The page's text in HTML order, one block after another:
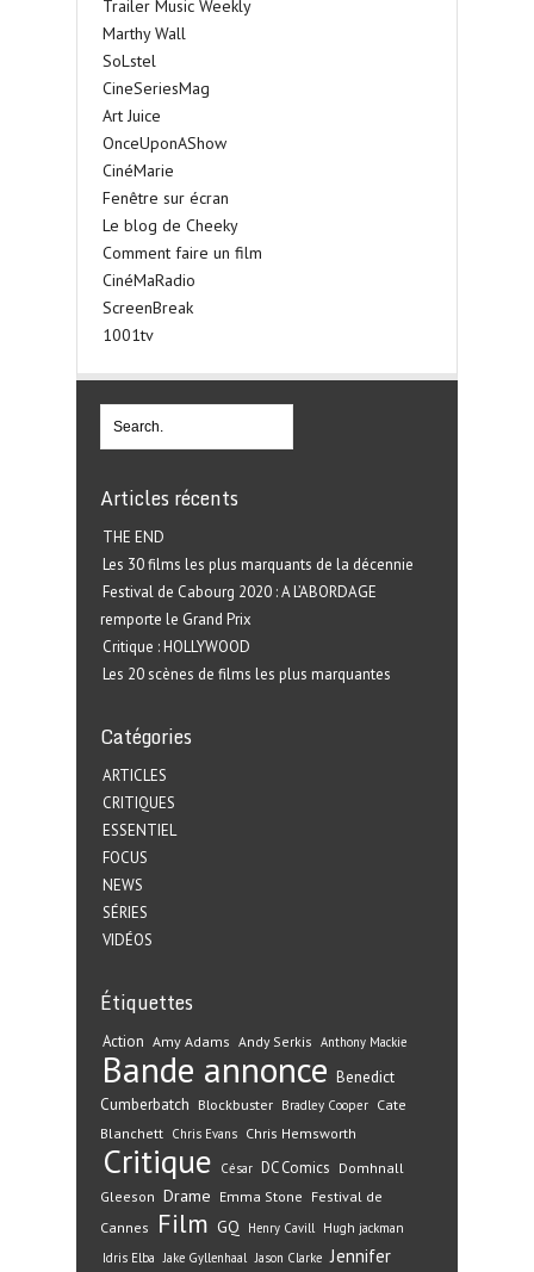
Trailer Music Weekly
Marthy Wall
SoLstel
CineSeriesMag
Art Juice
OnceUponAShow
CinéMarie
Fenêtre sur écran
Le blog de Cheeky
Comment faire un film
CinéMaRadio
ScreenBreak
1001tv
Articles récents
THE END
Les 30 films les plus marquants de la décennie
Festival de Cabourg 2020 : A L’ABORDAGE
remporte le Grand Prix
Critique : HOLLYWOOD
Les 20 scènes de films les plus marquantes
Catégories
ARTICLES
CRITIQUES
ESSENTIEL
FOCUS
NEWS
SÉRIES
VIDÉOS
Étiquettes
Action Amy Adams Andy Serkis Anthony Mackie
Bande annonce Benedict
Cumberbatch Blockbuster Bradley Cooper Cate
Blanchett Chris Evans Chris Hemsworth
Critique César DC Comics Domhnall
Gleeson Drame Emma Stone Festival de
Cannes
Film GQ Henry Cavill Hugh jackman
Idris Elba Jake Gyllenhaal Jason Clarke Jennifer